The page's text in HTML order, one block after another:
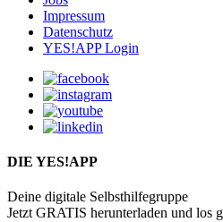
Impressum
Datenschutz
YES!APP Login
DIE YES!APP
Deine digitale Selbsthilfegruppe
Jetzt GRATIS herunterladen und los